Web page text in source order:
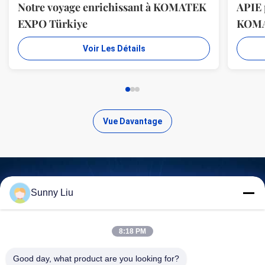
Notre voyage enrichissant à KOMATEK
EXPO Türkiye
Voir Les Détails
Vue Davantage
Trouvez des produits de haute
qualité
Sunny Liu
8:18 PM
Good day, what product are you looking for?